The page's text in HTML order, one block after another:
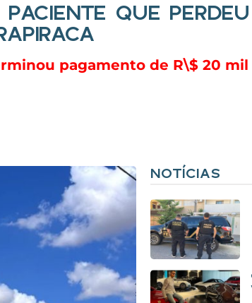
QUE
pagamento de R\$ 20 mil
NOTÍCIAS